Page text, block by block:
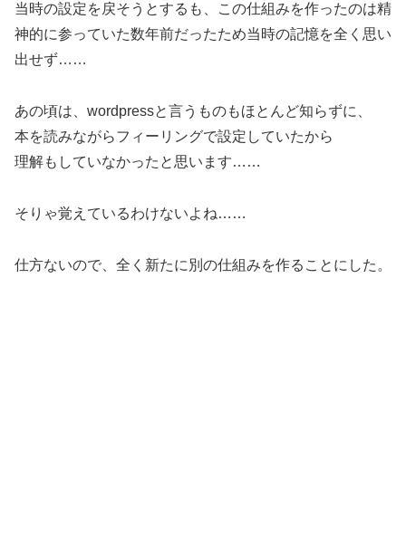
当時の設定を戻そうとするも、この仕組みを作ったのは精
神的に参っていた数年前だったため当時の記憶を全く思い
出せず……
あの頃は、wordpressと言うものもほとんど知らずに、
本を読みながらフィーリングで設定していたから
理解もしていなかったと思います……
そりゃ覚えているわけないよね……
仕方ないので、全く新たに別の仕組みを作ることにした。